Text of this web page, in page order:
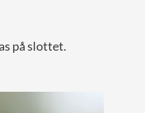
på slottet.